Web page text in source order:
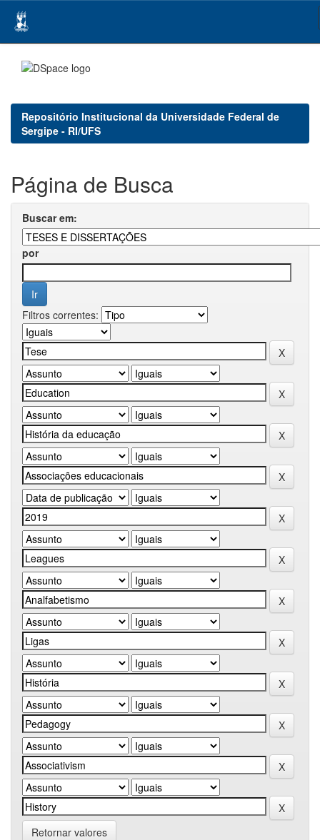
navigation
Repositório Institucional da Universidade Federal de
Sergipe - RI/UFS
Página de Busca
Buscar em:
por
Filtros correntes:
Retornar valores